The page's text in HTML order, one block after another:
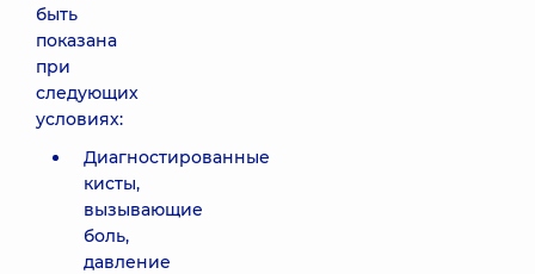
быть
показана
при
следующих
условиях:
Диагностированные
кисты,
вызывающие
боль,
давление